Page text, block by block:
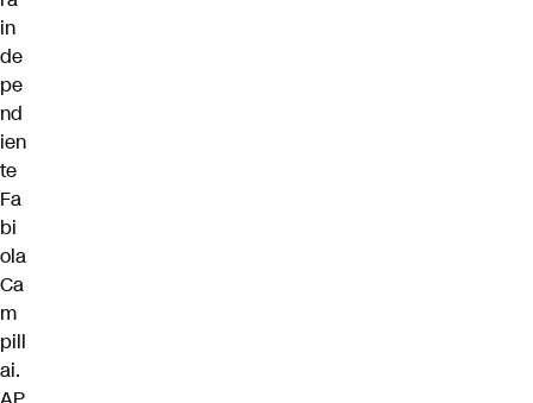
in
de
pe
nd
ien
te
Fa
bi
ola
Ca
m
pill
ai.